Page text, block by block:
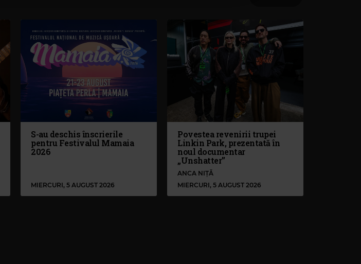
S-au deschis înscrierile
pentru Festivalul Mamaia
2026
MIERCURI, 5 AUGUST 2026
Povestea revenirii trupei
Linkin Park, prezentată în
noul documentar
„Unshatter”
ANCA NIȚĂ
MIERCURI, 5 AUGUST 2026